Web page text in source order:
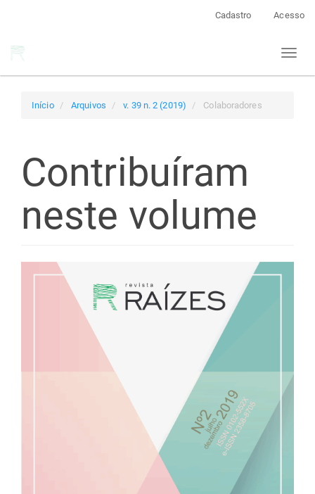
Cadastro Acesso
Toggle
Início Arquivos v. 39 n. 2 (2019) Colaboradores
Contribuíram
neste volume
Barra
lateral
artigos